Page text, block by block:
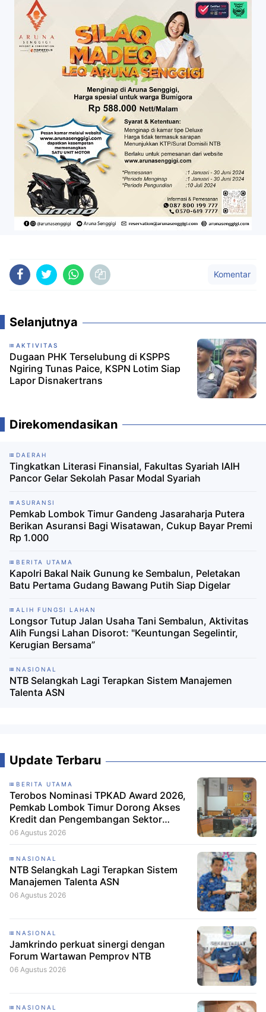
Komentar
Selanjutnya
AKTIVITAS
Dugaan PHK Terselubung di KSPPS
Ngiring Tunas Paice, KSPN Lotim Siap
Lapor Disnakertrans
Direkomendasikan
DAERAH
Tingkatkan Literasi Finansial, Fakultas Syariah IAIH
Pancor Gelar Sekolah Pasar Modal Syariah
ASURANSI
Pemkab Lombok Timur Gandeng Jasaraharja Putera
Berikan Asuransi Bagi Wisatawan, Cukup Bayar Premi
Rp 1.000
BERITA UTAMA
Kapolri Bakal Naik Gunung ke Sembalun, Peletakan
Batu Pertama Gudang Bawang Putih Siap Digelar
ALIH FUNGSI LAHAN
Longsor Tutup Jalan Usaha Tani Sembalun, Aktivitas
Alih Fungsi Lahan Disorot: "Keuntungan Segelintir,
Kerugian Bersama”
NASIONAL
NTB Selangkah Lagi Terapkan Sistem Manajemen
Talenta ASN
Update Terbaru
BERITA UTAMA
Terobos Nominasi TPKAD Award 2026,
Pemkab Lombok Timur Dorong Akses
Kredit dan Pengembangan Sektor
Porang
06 Agustus 2026
NASIONAL
NTB Selangkah Lagi Terapkan Sistem
Manajemen Talenta ASN
06 Agustus 2026
NASIONAL
Jamkrindo perkuat sinergi dengan
Forum Wartawan Pemprov NTB
06 Agustus 2026
NASIONAL